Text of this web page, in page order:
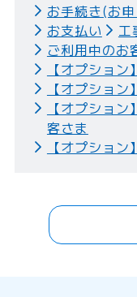
お手続き(お
お支払い
工
ご利用中のお
【オプショ
【オプショ
【オプショ
客さま
【オプショ